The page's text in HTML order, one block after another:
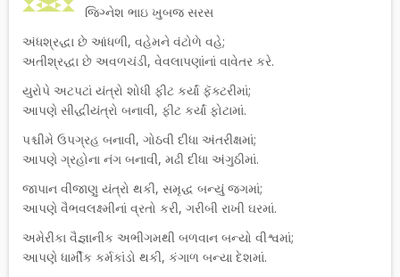
જિગ્નેશ ભાઇ ખુબજ સરસ
અંધશ્રદ્ધા છે આંધળી, વહેમને વંટોળે વહે;
અતીશ્રદ્ધા છે અવળચંડી, વેવલાપણાંનાં વાવેતર કરે.
યુરોપે અટપટાં યંત્રો શોધી ફીટ કર્યાં ફૅક્ટરીમાં;
આપણે સીદ્ધીયંત્રો બનાવી, ફીટ કર્યાં ફોટામાં.
પશ્ચીમે ઉપગ્રહ બનાવી, ગોઠવી દીધા અંતરીક્ષમાં;
આપણે ગ્રહોના નંગ બનાવી, મઢી દીધા અંગુઠીમાં.
જાપાન વીજાણુ યંત્રો થકી, સમૃદ્ધ બન્યું જગમાં;
આપણે વૈભવલક્ષ્મીનાં વ્રતો કરી, ગરીબી રાખી ઘરમાં.
અમેરીકા વૈજ્ઞાનીક અભીગમથી બળવાન બન્યો વીશ્વમાં;
આપણે ધાર્મીક કર્મકાંડો થકી, કંગાળ બન્યા દેશમાં.